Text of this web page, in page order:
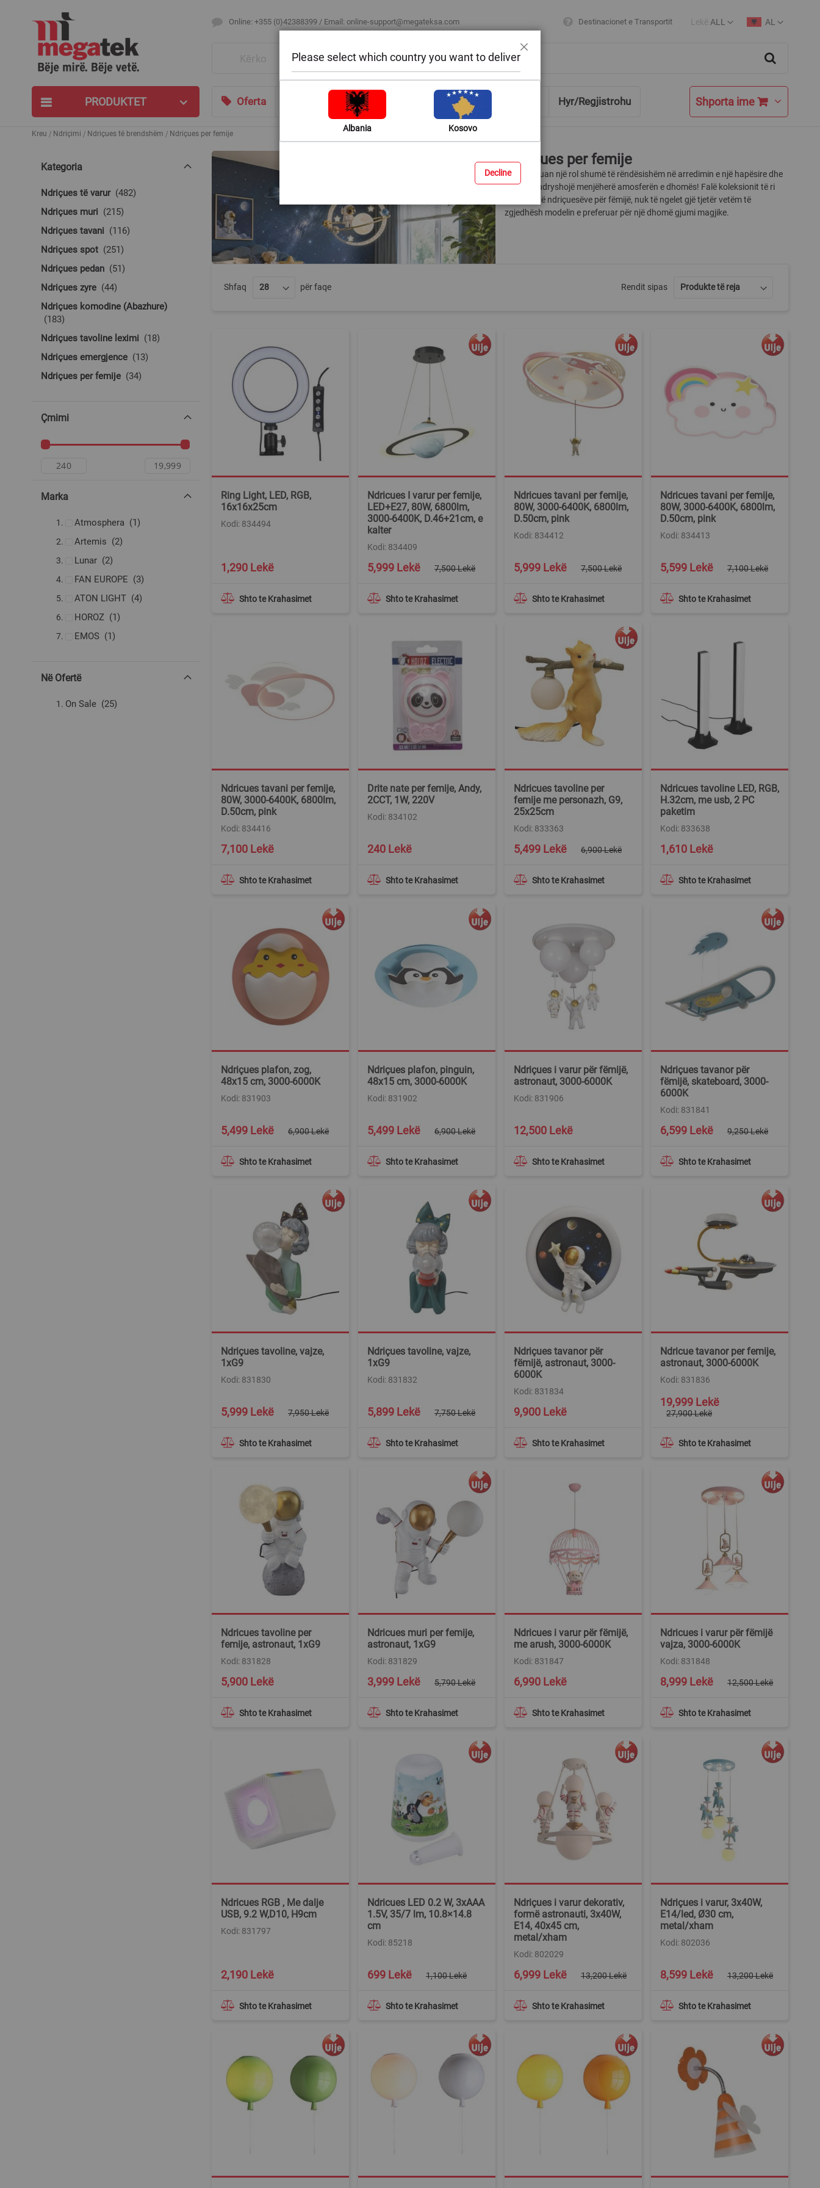
Online: +355 (0)42388399 / Email: online-support@megateksa.com Destinacionet e Transportit
Currency
Lekë ALL
Language
AL
PRODUKTET Oferta Bli sipas ambientit Ndihmë & Këshilla Hyr/Regjistrohu Shporta ime
Kreu Ndriçimi Ndriçues të brendshëm Ndriçues per femije
Ndriçues per femije
Ndriçimi luan një rol shumë të rëndësishëm në arredimin e një hapësire dhe
mund të ndryshojë menjëherë amosferën e dhomës! Falë koleksionit të ri
dhe unik të ndriçuesëve për fëmijë, nuk të ngelet gjë tjetër vetëm të
zgjedhësh modelin e preferuar për një dhomë gjumi magjike.
Shfaq për faqe Rendit sipas
Ring Light, LED, RGB,
16x16x25cm
Kodi: 834494
Shto te Krahasimet
1,290 Lekë
Ndricues I varur per femije,
LED+E27, 80W, 6800lm,
3000-6400K, D.46+21cm, e
kalter
Kodi: 834409
Shto te Krahasimet
Special
Price
5,999 Lekë 7,500 Lekë
Ndricues tavani per femije,
80W, 3000-6400K, 6800lm,
D.50cm, pink
Kodi: 834412
Shto te Krahasimet
Special
Price
5,999 Lekë 7,500 Lekë
Ndricues tavani per femije,
80W, 3000-6400K, 6800lm,
D.50cm, pink
Kodi: 834413
Shto te Krahasimet
Special
Price
5,599 Lekë 7,100 Lekë
Ndricues tavani per femije,
80W, 3000-6400K, 6800lm,
D.50cm, pink
Kodi: 834416
Shto te Krahasimet
7,100 Lekë
Drite nate per femije, Andy,
2CCT, 1W, 220V
Kodi: 834102
Shto te Krahasimet
240 Lekë
Ndricues tavoline per
femije me personazh, G9,
25x25cm
Kodi: 833363
Shto te Krahasimet
Special
Price
5,499 Lekë 6,900 Lekë
Ndricues tavoline LED, RGB,
H.32cm, me usb, 2 PC
paketim
Kodi: 833638
Shto te Krahasimet
1,610 Lekë
Ndriçues plafon, zog,
48x15 cm, 3000-6000K
Kodi: 831903
Shto te Krahasimet
Special
Price
5,499 Lekë 6,900 Lekë
Ndriçues plafon, pinguin,
48x15 cm, 3000-6000K
Kodi: 831902
Shto te Krahasimet
Special
Price
5,499 Lekë 6,900 Lekë
Ndriçues i varur për fëmijë,
astronaut, 3000-6000K
Kodi: 831906
Shto te Krahasimet
12,500 Lekë
Ndriçues tavanor për
fëmijë, skateboard, 3000-
6000K
Kodi: 831841
Shto te Krahasimet
Special
Price
6,599 Lekë 9,250 Lekë
Ndriçues tavoline, vajze,
1xG9
Kodi: 831830
Shto te Krahasimet
Special
Price
5,999 Lekë 7,950 Lekë
Ndriçues tavoline, vajze,
1xG9
Kodi: 831832
Shto te Krahasimet
Special
Price
5,899 Lekë 7,750 Lekë
Ndriçues tavanor për
fëmijë, astronaut, 3000-
6000K
Kodi: 831834
Shto te Krahasimet
9,900 Lekë
Ndricue tavanor per femije,
astronaut, 3000-6000K
Kodi: 831836
Shto te Krahasimet
Special
Price
19,999 Lekë
27,900 Lekë
Ndricues tavoline per
femije, astronaut, 1xG9
Kodi: 831828
Shto te Krahasimet
5,900 Lekë
Ndricues muri per femije,
astronaut, 1xG9
Kodi: 831829
Shto te Krahasimet
Special
Price
3,999 Lekë 5,790 Lekë
Ndricues i varur për fëmijë,
me arush, 3000-6000K
Kodi: 831847
Shto te Krahasimet
6,990 Lekë
Ndricues i varur për fëmijë
vajza, 3000-6000K
Kodi: 831848
Shto te Krahasimet
Special
Price
8,999 Lekë 12,500 Lekë
Ndricues RGB , Me dalje
USB, 9.2 W,D10, H9cm
Kodi: 831797
Shto te Krahasimet
2,190 Lekë
Ndricues LED 0.2 W, 3xAAA
1.5V, 35/7 lm, 10.8×14.8
cm
Kodi: 85218
Shto te Krahasimet
Special
Price
699 Lekë 1,100 Lekë
Ndriçues i varur dekorativ,
formë astronauti, 3x40W,
E14, 40x45 cm,
metal/xham
Kodi: 802029
Shto te Krahasimet
Special
Price
6,999 Lekë 13,200 Lekë
Ndriçues i varur, 3x40W,
E14/led, Ø30 cm,
metal/xham
Kodi: 802036
Shto te Krahasimet
Special
Price
8,599 Lekë 13,200 Lekë
Kategoria
Ndriçues të varur 482produkte
Ndriçues muri
215produkte
Ndriçues tavani
116produkte
Ndriçues spot
251produkte
Ndriçues pedan
51produkte
Ndriçues zyre
44produkte
Ndriçues komodine (Abazhure)
183produkte
Ndriçues tavoline leximi
18produkte
Ndriçues emergjence
13produkte
Ndriçues per femije
34produkte
Çmimi
Marka
Atmosphera 1produkt
Artemis
2produkte
Lunar
2produkte
FAN EUROPE
3produkte
ATON LIGHT
4produkte
HOROZ
1produkt
EMOS
1produkt
Në Ofertë
On Sale 25produkte
Please select which country you want to deliver
Albania Kosovo
Decline